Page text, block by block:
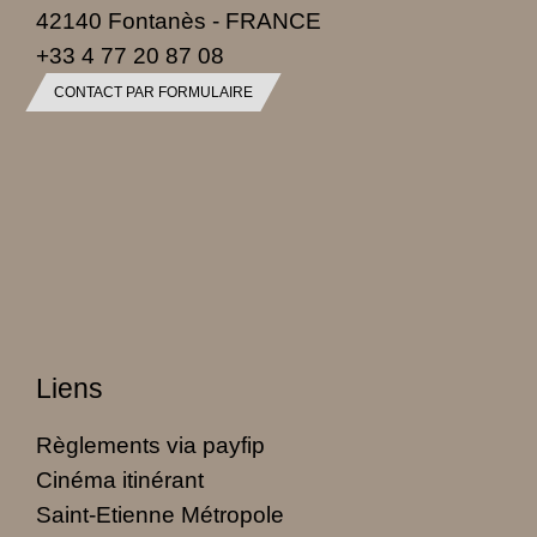
42140 Fontanès - FRANCE
+33 4 77 20 87 08
CONTACT PAR FORMULAIRE
Liens
Règlements via payfip
Cinéma itinérant
Saint-Etienne Métropole